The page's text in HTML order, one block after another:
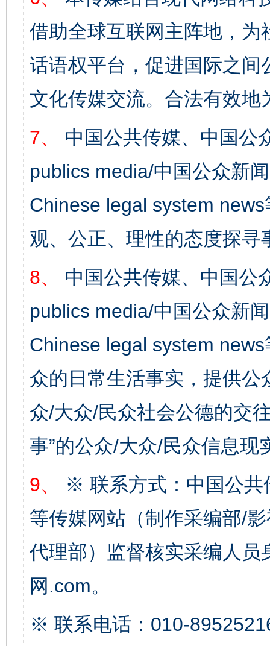
借助全球互联网主阵地，
话语权平台，促进国际之
文化传媒交流。合法有效地
7、
中国公共传媒、中国公
publics media/中国公众新
Chinese legal system
观、公正、理性的态度探寻
8、
中国公共传媒、中国公
publics media/中国公众新
Chinese legal system
众的日常生活事实，提供
众/大众/民众社会公德的交
事”的公众/大众/民众信息现
9、
※ 联系方式：中国公共
等传媒网站（制作采编部/
代理部）监督核实采编人员
网.com。
※ 联系电话：010-
完善运行机制助力责任有效落实 一纸欠